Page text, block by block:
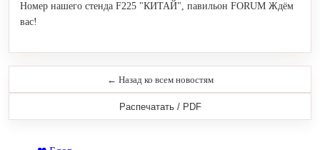
Номер нашего стенда F225 "КИТАЙ", павильон FORUM Ждём
вас!
← Назад ко всем новостям
Распечатать / PDF